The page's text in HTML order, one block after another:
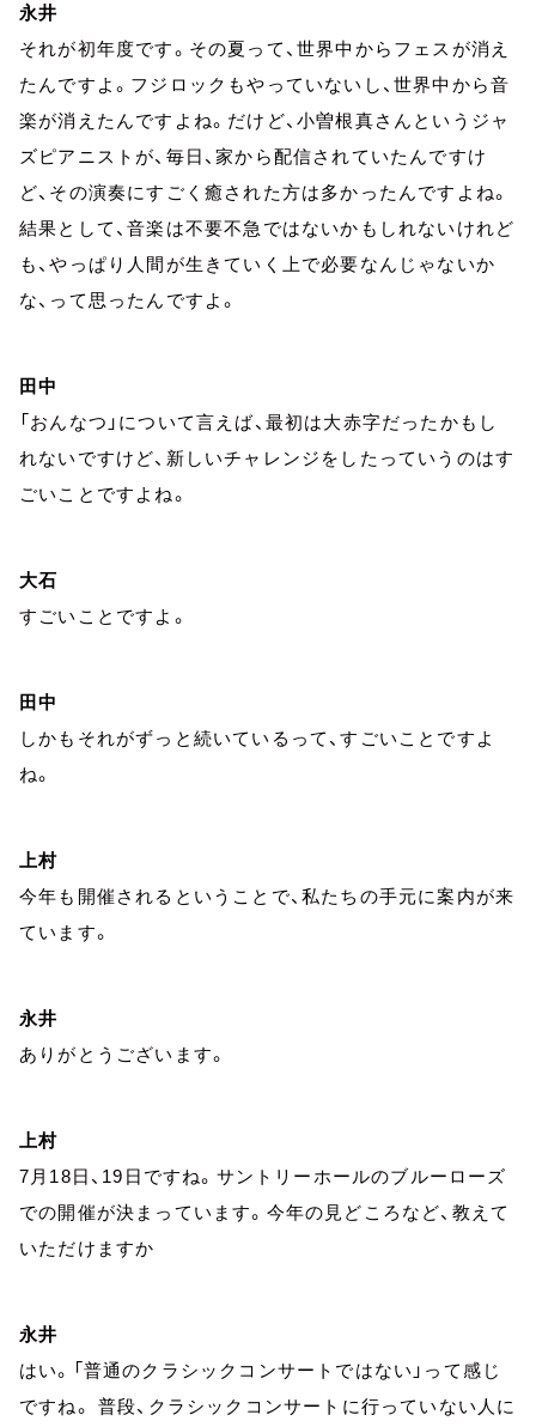
永井
それが初年度です。その夏って、世界中からフェスが消え
たんですよ。フジロックもやっていないし、世界中から音
楽が消えたんですよね。だけど、小曽根真さんというジャ
ズピアニストが、毎日、家から配信されていたんですけ
ど、その演奏にすごく癒された方は多かったんですよね。
結果として、音楽は不要不急ではないかもしれないけれど
も、やっぱり人間が生きていく上で必要なんじゃないか
な、って思ったんですよ。
田中
「おんなつ」について言えば、最初は大赤字だったかもし
れないですけど、新しいチャレンジをしたっていうのはす
ごいことですよね。
大石
すごいことですよ。
田中
しかもそれがずっと続いているって、すごいことですよ
ね。
上村
今年も開催されるということで、私たちの手元に案内が来
ています。
永井
ありがとうございます。
上村
7月18日、19日ですね。サントリーホールのブルーローズ
での開催が決まっています。今年の見どころなど、教えて
いただけますか
永井
はい。「普通のクラシックコンサートではない」って感じ
ですね。 普段、クラシックコンサートに行っていない人に